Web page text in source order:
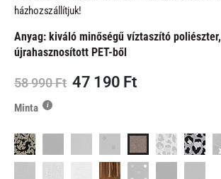
házhozszállítjuk!
Anyag: kiváló minőségű víztaszító poliészter,
újrahasznosított PET-ből
58 990Ft Original
47 190 FtCurrent
190 Ft.
Minta